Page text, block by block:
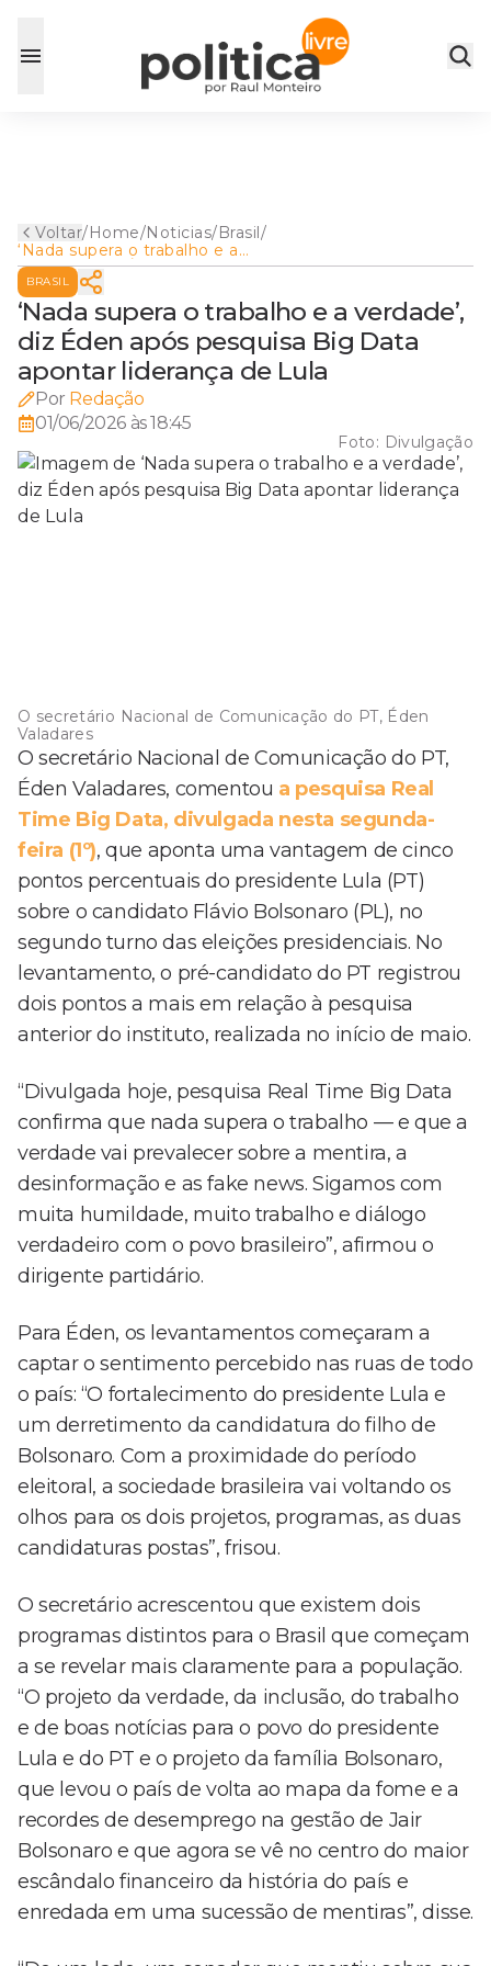
Voltar/Home/Noticias/Brasil/
‘Nada supera o trabalho e a
verdade’, diz Éden após
pesquisa Big Data apontar
liderança de Lula
BRASIL
‘Nada supera o trabalho e a verdade’,
diz Éden após pesquisa Big Data
apontar liderança de Lula
Por Redação
01/06/2026 às 18:45
Foto: Divulgação
O secretário Nacional de Comunicação do PT, Éden
Valadares
O secretário Nacional de Comunicação do PT,
Éden Valadares, comentou a pesquisa Real
Time Big Data, divulgada nesta segunda-
feira (1º), que aponta uma vantagem de cinco
pontos percentuais do presidente Lula (PT)
sobre o candidato Flávio Bolsonaro (PL), no
segundo turno das eleições presidenciais. No
levantamento, o pré-candidato do PT registrou
dois pontos a mais em relação à pesquisa
anterior do instituto, realizada no início de maio.
“Divulgada hoje, pesquisa Real Time Big Data
confirma que nada supera o trabalho — e que a
verdade vai prevalecer sobre a mentira, a
desinformação e as fake news. Sigamos com
muita humildade, muito trabalho e diálogo
verdadeiro com o povo brasileiro”, afirmou o
dirigente partidário.
Para Éden, os levantamentos começaram a
captar o sentimento percebido nas ruas de todo
o país: “O fortalecimento do presidente Lula e
um derretimento da candidatura do filho de
Bolsonaro. Com a proximidade do período
eleitoral, a sociedade brasileira vai voltando os
olhos para os dois projetos, programas, as duas
candidaturas postas”, frisou.
O secretário acrescentou que existem dois
programas distintos para o Brasil que começam
a se revelar mais claramente para a população.
“O projeto da verdade, da inclusão, do trabalho
e de boas notícias para o povo do presidente
Lula e do PT e o projeto da família Bolsonaro,
que levou o país de volta ao mapa da fome e a
recordes de desemprego na gestão de Jair
Bolsonaro e que agora se vê no centro do maior
escândalo financeiro da história do país e
enredada em uma sucessão de mentiras”, disse.